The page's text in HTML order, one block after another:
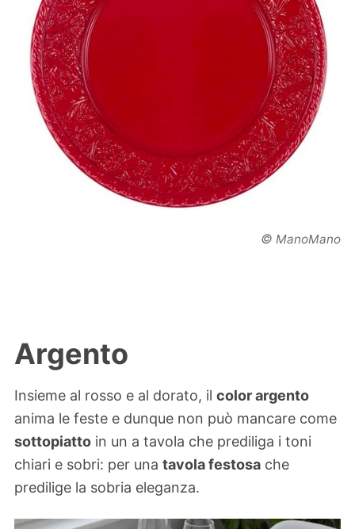
© ManoMano
Argento
Insieme al rosso e al dorato, il color argento
anima le feste e dunque non può mancare come
sottopiatto in un a tavola che prediliga i toni
chiari e sobri: per una tavola festosa che
predilige la sobria eleganza.